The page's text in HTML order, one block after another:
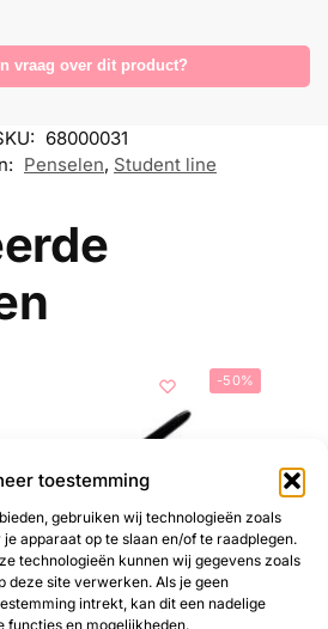
toestemming
gebruiken wij technologieën zoals
apparaat op te slaan en/of te raadplegen.
technologieën kunnen wij gegevens zoals
deze site verwerken. Als je geen
intrekt, kan dit een nadelige
functies en mogelijkheden.
vraag over dit product?
68000031
Penselen, Student line
-50%